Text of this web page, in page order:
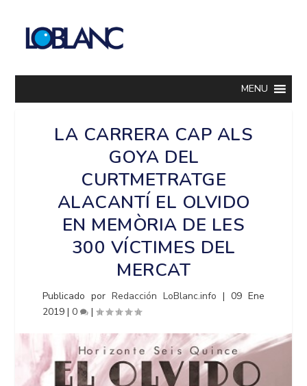
MENU
LA CARRERA CAP ALS
GOYA DEL
CURTMETRATGE
ALACANTÍ EL OLVIDO
EN MEMÒRIA DE LES
300 VÍCTIMES DEL
MERCAT
Publicado porRedacción LoBlanc.info | 09 Ene
2019 |0 |